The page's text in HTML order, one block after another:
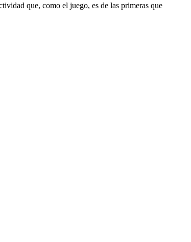
que, como el juego, es de las primeras que